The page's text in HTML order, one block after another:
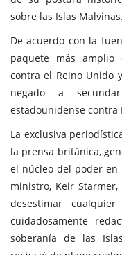
sobre las Islas Malvinas.
De acuerdo con la
paquete más amplio
contra el Reino Unido
negado a
estadounidense contra
La exclusiva
la prensa británica,
el núcleo del poder en
ministro, Keir
desestimar
cuidadosamente
soberanía de las